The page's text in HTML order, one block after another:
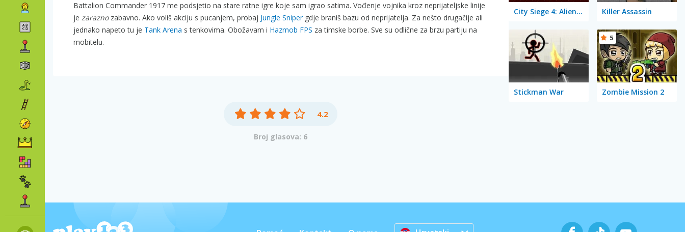
Battalion Commander 1917 me podsjetio na stare ratne igre koje sam igrao satima. Vođenje vojnika kroz neprijateljske linije
je zaraznozabavno. Ako voliš akciju s pucanjem, probaj Jungle Snipergdje braniš bazu od neprijatelja. Za nešto drugačije ali
jednako napeto tu je Tank Arena s tenkovima. Obožavam i Hazmob FPS za timske borbe. Sve su odlične za brzu partiju na
mobitelu.
4.2
Broj glasova: 6
City Siege 4: Alien Siege Killer Assassin
Stickman War Zombie Mission 2
5